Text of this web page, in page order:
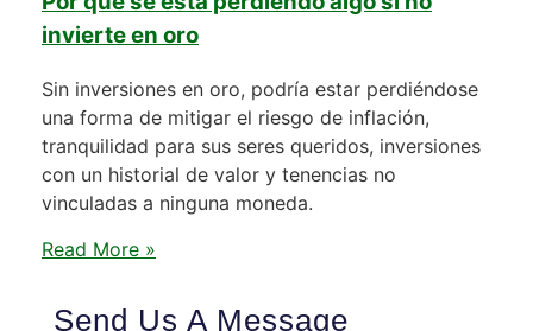
invierte en oro
Sin inversiones en oro, podría estar perdiéndose
una forma de mitigar el riesgo de inflación,
tranquilidad para sus seres queridos, inversiones
con un historial de valor y tenencias no
vinculadas a ninguna moneda.
Read More »
Send Us A Message